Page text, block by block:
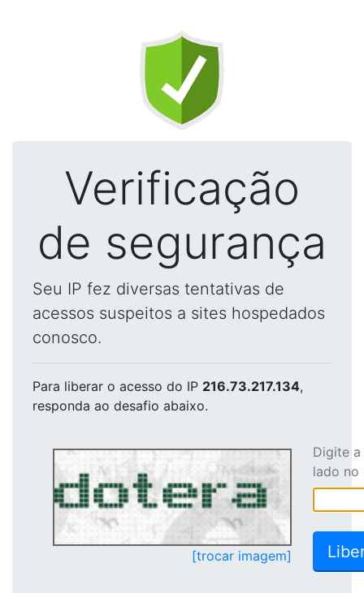
Verificação
de segurança
Seu IP fez diversas tentativas de
acessos suspeitos a sites hospedados
conosco.
Para liberar o acesso do IP 216.73.217.134,
responda ao desafio abaixo.
[trocar imagem]
Digite
lado no